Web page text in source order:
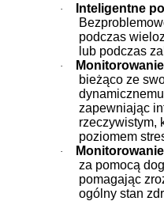
·
Inteligentne
podczas
lub podczas
·
bieżąco ze
zapewniając
rzeczywistym,
poziomem
·
za pomocą
pomagając
ogólny stan